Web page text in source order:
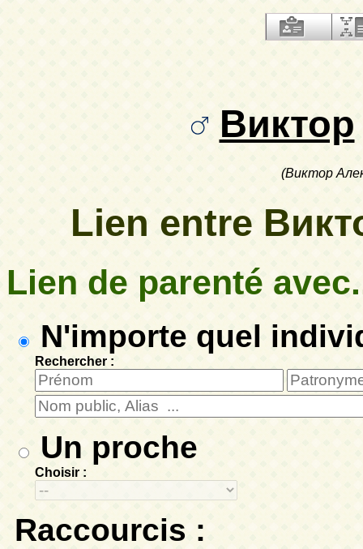
Виктор
(Виктор
Lien entre
Lien de parenté
N'importe quel
Rechercher :
Un proche
Choisir :
Raccourcis :